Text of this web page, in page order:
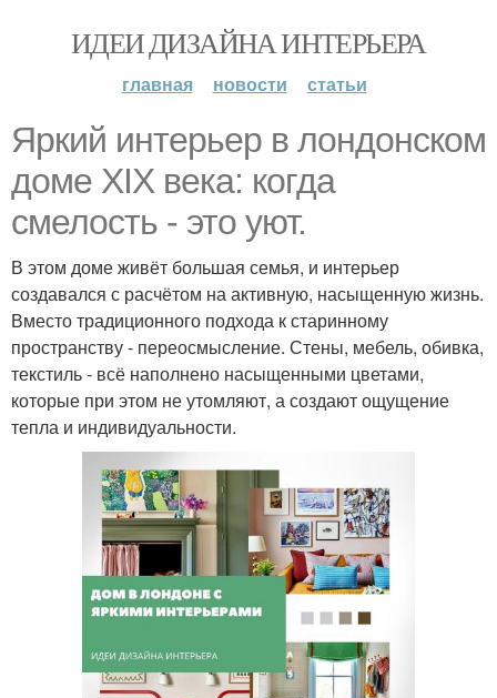
ИДЕИ ДИЗАЙНА ИНТЕРЬЕРА
главная новости статьи
Яркий интерьер в лондонском
доме XIX века: когда
смелость - это уют.
В этом доме живёт большая семья, и интерьер
создавался с расчётом на активную, насыщенную жизнь.
Вместо традиционного подхода к старинному
пространству - переосмысление. Стены, мебель, обивка,
текстиль - всё наполнено насыщенными цветами,
которые при этом не утомляют, а создают ощущение
тепла и индивидуальности.